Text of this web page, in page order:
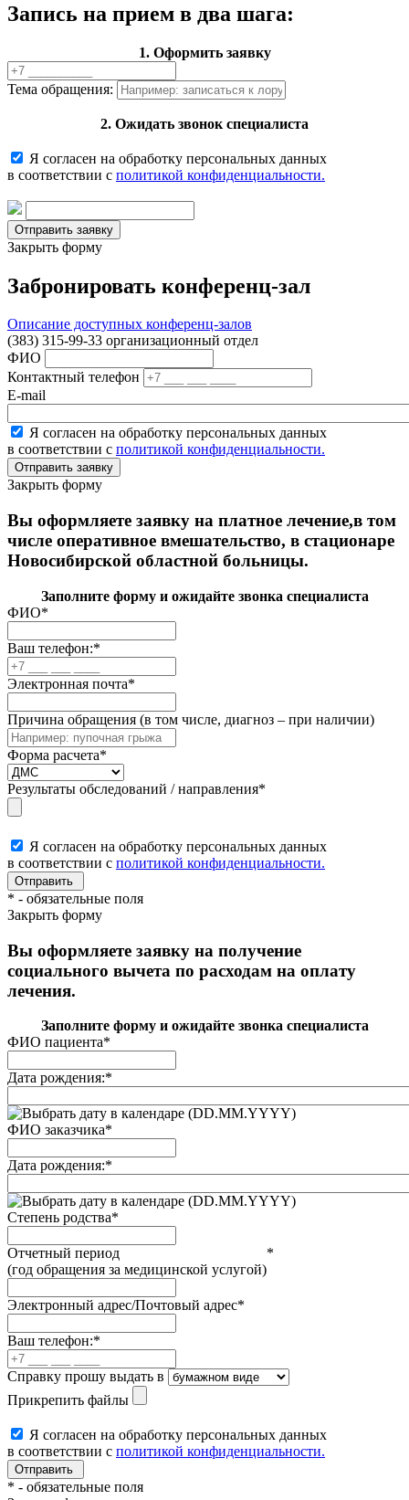
Запись на прием в два шага:
1. Оформить заявку
Тема обращения:
2. Ожидать звонок специалиста
Я согласен на обработку персональных данных
в соответствии с политикой конфиденциальности.
Закрыть форму
Забронировать конференц-зал
Описание доступных конференц-залов
(383) 315-99-33 организационный отдел
ФИО
Контактный телефон
E-mail
Я согласен на обработку персональных данных
в соответствии с политикой конфиденциальности.
Закрыть форму
Вы оформляете заявку на платное лечение,в том
числе оперативное вмешательство, в стационаре
Новосибирской областной больницы.
Заполните форму и ожидайте звонка специалиста
ФИО*
Ваш телефон:*
Электронная почта*
Причина обращения (в том числе, диагноз – при наличии)
Форма расчета*
Результаты обследований / направления*
Я согласен на обработку персональных данных
в соответствии с политикой конфиденциальности.
* - обязательные поля
Закрыть форму
Вы оформляете заявку на получение
социального вычета по расходам на оплату
лечения.
Заполните форму и ожидайте звонка специалиста
ФИО пациента*
Дата рождения:*
(DD.MM.YYYY)
ФИО заказчика*
Дата рождения:*
(DD.MM.YYYY)
Степень родства*
Отчетный период
(год обращения за медицинской услугой)
*
Электронный адрес/Почтовый адрес*
Ваш телефон:*
Справку прошу выдать в
Прикрепить файлы
Я согласен на обработку персональных данных
в соответствии с политикой конфиденциальности.
* - обязательные поля